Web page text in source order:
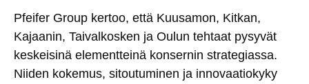
Pfeifer Group kertoo, että Kuusamon, Kitkan,
Kajaanin, Taivalkosken ja Oulun tehtaat pysyvät
keskeisinä elementteinä konsernin strategiassa.
Niiden kokemus, sitoutuminen ja innovaatiokyky